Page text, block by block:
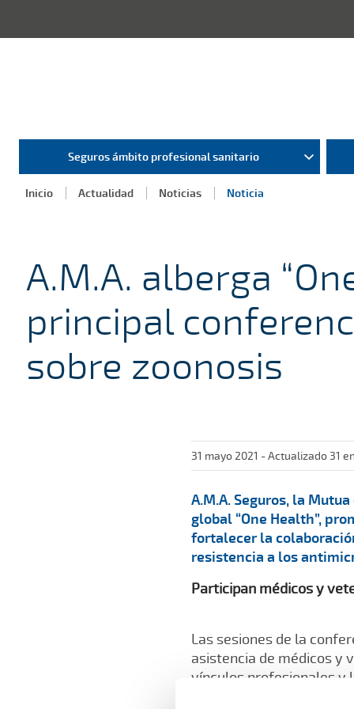
Seguros ámbito profesional sanitario
Inicio Actualidad Noticias Noticia
A.M.A. alberga
principal
sobre zoonosis
31 mayo 2021 - Actualizado 31
A.M.A. Seguros, la
global “One Health”,
fortalecer la
resistencia a los
Participan médicos y
Las sesiones de la
asistencia de médicos y
vínculos profesionales y